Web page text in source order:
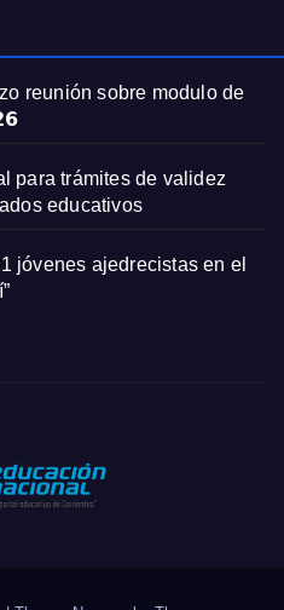
reunión sobre modulo de
para trámites de validez
educativos
jóvenes ajedrecistas en el